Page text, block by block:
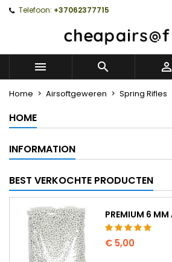
Telefoon: +37062377715
  
Home Airsoftgeweren Spring Rifles
HOME
INFORMATION
BEST VERKOCHTE PRODUCTEN
€ 5,00